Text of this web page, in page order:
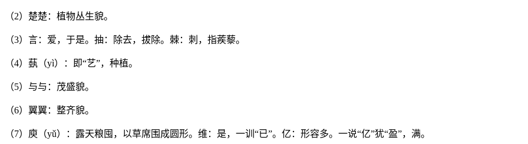
（2）楚楚：植物丛生貌。
（3）言：爱，于是。抽：除去，拔除。棘：刺，指蒺藜。
（4）蓺（yì）：即“艺”，种植。
（5）与与：茂盛貌。
（6）翼翼：整齐貌。
（7）庾（yǔ）：露天粮囤，以草席围成圆形。维：是，一训“已”。亿：形容多。一说“亿”犹“盈”，满。